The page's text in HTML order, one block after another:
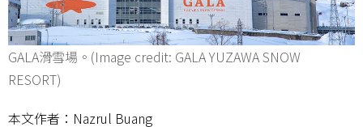
GALA滑雪場。(Image credit: GALA YUZAWA SNOW
RESORT)
本文作者：Nazrul Buang